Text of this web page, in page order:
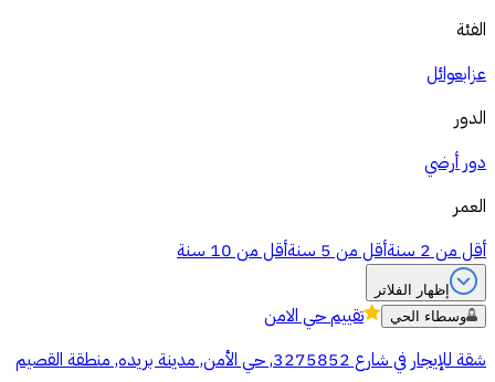
الفئة
عزابعوائل
الدور
دور أرضي
العمر
أقل من 2 سنة
أقل من 5 سنة أقل من 10 سنة
إظهار الفلاتر
وسطاء الحي
تقييمحي الامن
شقة للإيجار في شارع 3275852, حي الأمن, مدينة بريده, منطقة القصيم